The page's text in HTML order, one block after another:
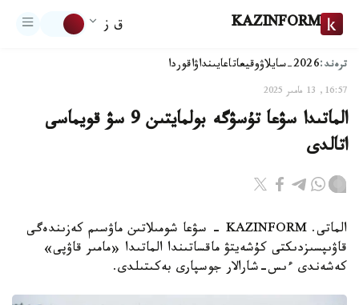
KAZINFORM ق ز
ترەند:2026-سايلاۋ وقيعاتاعايىنداۋاقوردا
16:57, 13 مامىر 2025
الماتىدا سۋعا تۇسۋگە بولمايتىن 9 سۋ قويماسى
اتالدى
الماتى. KAZINFORM - سۋعا شومىلاتىن ماۋسىم كەزىندەگى
قاۋىپسىزدىكتى كۇشەيتۋ ماقساتىندا الماتىدا «مامىر قاۋپى»
كەشەندى ءىس-شارالار جوسپارى بەكىتىلدى.